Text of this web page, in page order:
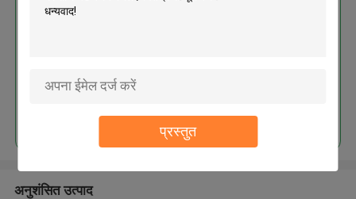
प्रस्तुत
अनुशंसित उत्पाद